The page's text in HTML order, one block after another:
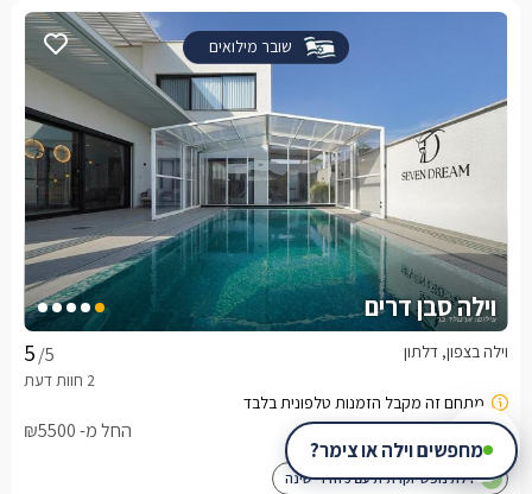
שובר מילואים
וילה סבן דרים
/5 וילה בצפון, דלתון
החל מ- ₪5500
וילת נופש יוקרתית עם 5 חדרי שינה
מחפשים וילה או צימר?